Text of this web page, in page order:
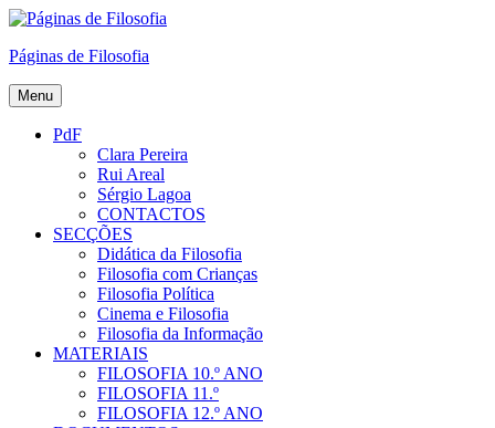
Skip
content
Páginas de Filosofia
Menu
PdF
Clara Pereira
Rui Areal
Sérgio Lagoa
CONTACTOS
SECÇÕES
Didática da Filosofia
Filosofia com Crianças
Filosofia Política
Cinema e Filosofia
Filosofia da Informação
MATERIAIS
FILOSOFIA 10.º ANO
FILOSOFIA 11.º
FILOSOFIA 12.º ANO